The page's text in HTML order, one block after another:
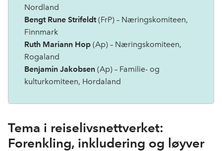
Nordland
Bengt Rune Strifeldt(FrP) – Næringskomiteen,
Finnmark
Ruth Mariann Hop (Ap) – Næringskomiteen,
Rogaland
Benjamin Jakobsen (Ap) – Familie- og
kulturkomiteen, Hordaland
Tema i reiselivsnettverket:
Forenkling, inkludering og løyver